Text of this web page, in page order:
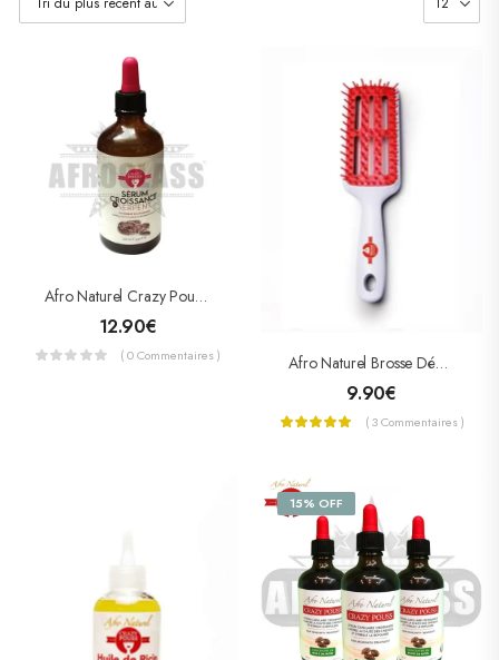
Afro Naturel Crazy Pouss – Sérum Croissance Dit Serpent
12.90€
( 0 Commentaires ) Afro Naturel Brosse Démêlante Crazy Pouss Special Cheveux Crépus
9.90€
( 3 Commentaires )
15% OFF